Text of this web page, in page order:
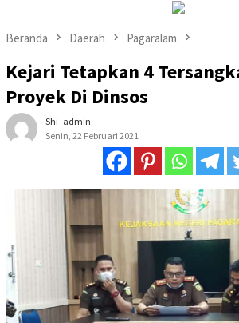
Beranda Daerah Pagaralam
Kejari Tetapkan 4
Proyek Di Dinsos
Shi_admin
Senin, 22 Februari 2021